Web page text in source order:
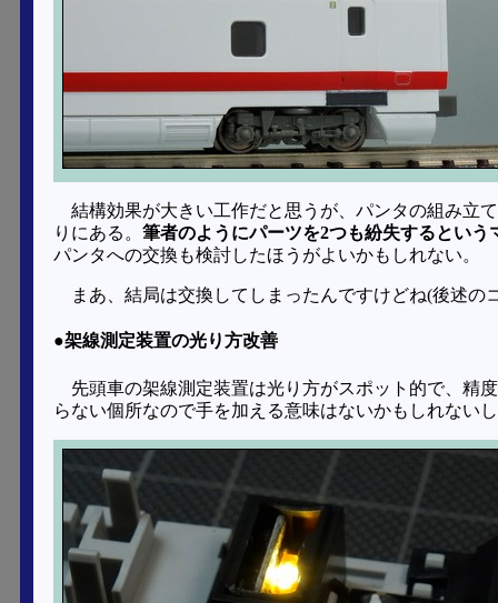
結構効果が大きい工作だと思うが、パンタの組み立
りにある。 筆者のようにパーツを2つも紛失するという
パンタへの交換も検討したほうがよいかもしれない。
まあ、結局は交換してしまったんですけどね(後述の
●架線測定装置の光り方改善
先頭車の架線測定装置は光り方がスポット的で、精
らない個所なので手を加える意味はないかもしれない